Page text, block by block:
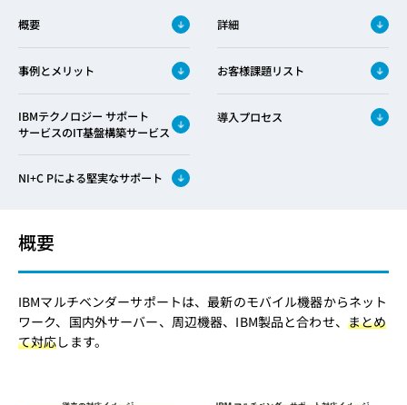
概要 詳細
事例とメリット お客様課題リスト
IBMテクノロジー サポート
サービスのIT基盤構築サービス
導入プロセス
NI+C Pによる堅実なサポート
概要
IBMマルチベンダーサポートは、最新のモバイル機器からネット
ワーク、国内外サーバー、周辺機器、IBM製品と合わせ、 まとめ
て対応します。